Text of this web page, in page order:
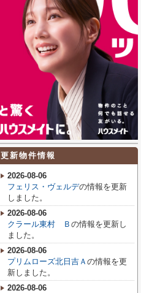
更新物件情報
2026-08-06
フェリス・ヴェルデの情報を更新
しました。
2026-08-06
クラール東村 Ｂ の情報を更新し
ました。
2026-08-06
プリムローズ北日吉Ａ の情報を更
新しました。
2026-08-06